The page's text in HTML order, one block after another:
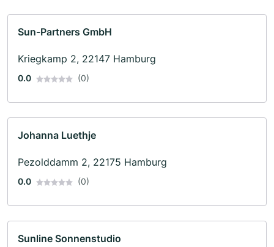
Sun-Partners GmbH
Kriegkamp 2, 22147 Hamburg
0.0 (0)
Johanna Luethje
Pezolddamm 2, 22175 Hamburg
0.0 (0)
Sunline Sonnenstudio